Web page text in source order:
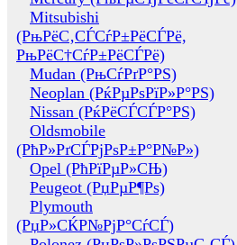
Mitsubishi
(РњРёС‚СЃСѓР±РёСЃРё,
РњРёС†СѓР±РёСЃРё)
Mudan (РњСѓРґР°РЅ)
Neoplan (РќРµРѕРїР»Р°РЅ)
Nissan (РќРёСЃСЃР°РЅ)
Oldsmobile
(РћР»РґСЃРјРѕР±Р°Р№Р»)
Opel (РћРїРµР»СЊ)
Peugeot (РџРµР¶Рѕ)
Plymouth
(РџР»СЌР№РјР°СѓСЃ)